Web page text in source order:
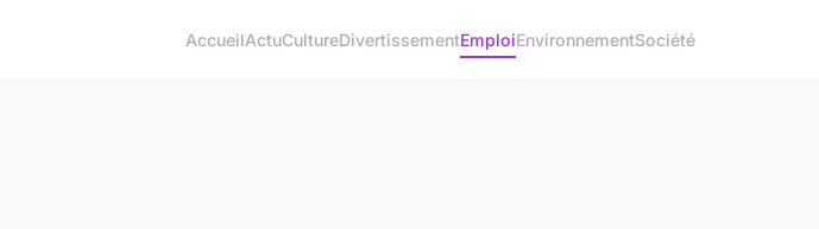
AccueilActuCultureDivertissementEmploiEnvironnementSociété